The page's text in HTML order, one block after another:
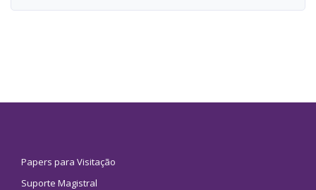
Papers para Visitação
Suporte Magistral